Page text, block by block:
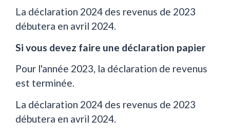
La déclaration 2024 des revenus de 2023
débutera en avril 2024.
Si vous devez faire une déclaration papier
Pour l'année 2023, la déclaration de revenus
est terminée.
La déclaration 2024 des revenus de 2023
débutera en avril 2024.